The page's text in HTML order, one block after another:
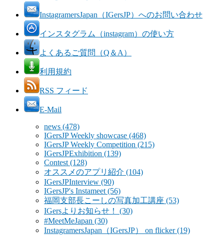
InstagramersJapan（IGersJP）へのお問い合わせ
インスタグラム（instagram）の使い方
よくあるご質問（Q＆A）
利用規約
RSS フィード
E-Mail
news (478)
IGersJP Weekly showcase (468)
IGersJP Weekly Competition (215)
IGersJPExhibition (139)
Contest (128)
オススメのアプリ紹介 (104)
IGersJPInterview (90)
IGersJP's Instameet (56)
福岡支部長こーしの写真加工講座 (53)
IGersよりお知らせ！ (30)
#MeetMeJapan (30)
InstagramersJapan（IGersJP） on flicker(19)